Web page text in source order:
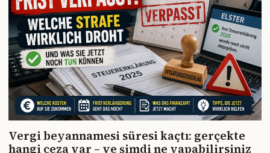
Vergi beyannamesi süresi kaçtı: gerçekte
hangi ceza var – ve şimdi ne yapabilirsiniz